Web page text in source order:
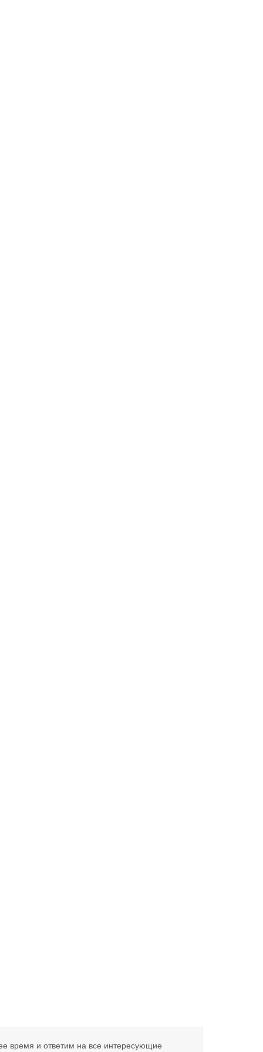
время и ответим на все интересующие